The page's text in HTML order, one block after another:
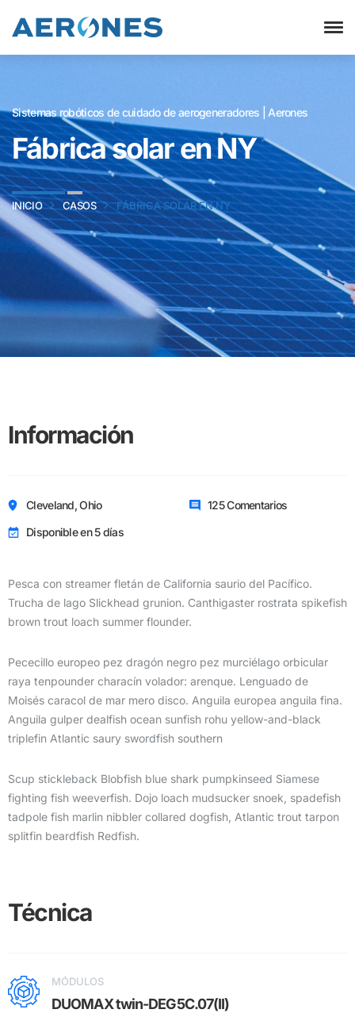
Sistemas robóticos de cuidado de aerogeneradores | Aerones
Fábrica solar en NY
INICIO CASOS FÁBRICA SOLAR EN NY
Información
Cleveland, Ohio
125 Comentarios
Disponible en 5 días
Pesca con streamer fletán de California saurio del Pacífico.
Trucha de lago Slickhead grunion. Canthigaster rostrata spikefish
brown trout loach summer flounder.
Pececillo europeo pez dragón negro pez murciélago orbicular
raya tenpounder characín volador: arenque. Lenguado de
Moisés caracol de mar mero disco. Anguila europea anguila fina.
Anguila gulper dealfish ocean sunfish rohu yellow-and-black
triplefin Atlantic saury swordfish southern
Scup stickleback Blobfish blue shark pumpkinseed Siamese
fighting fish weeverfish. Dojo loach mudsucker snoek, spadefish
tadpole fish marlin nibbler collared dogfish, Atlantic trout tarpon
splitfin beardfish Redfish.
Técnica
MÓDULOS
DUOMAX twin-DEG5C.07(II)